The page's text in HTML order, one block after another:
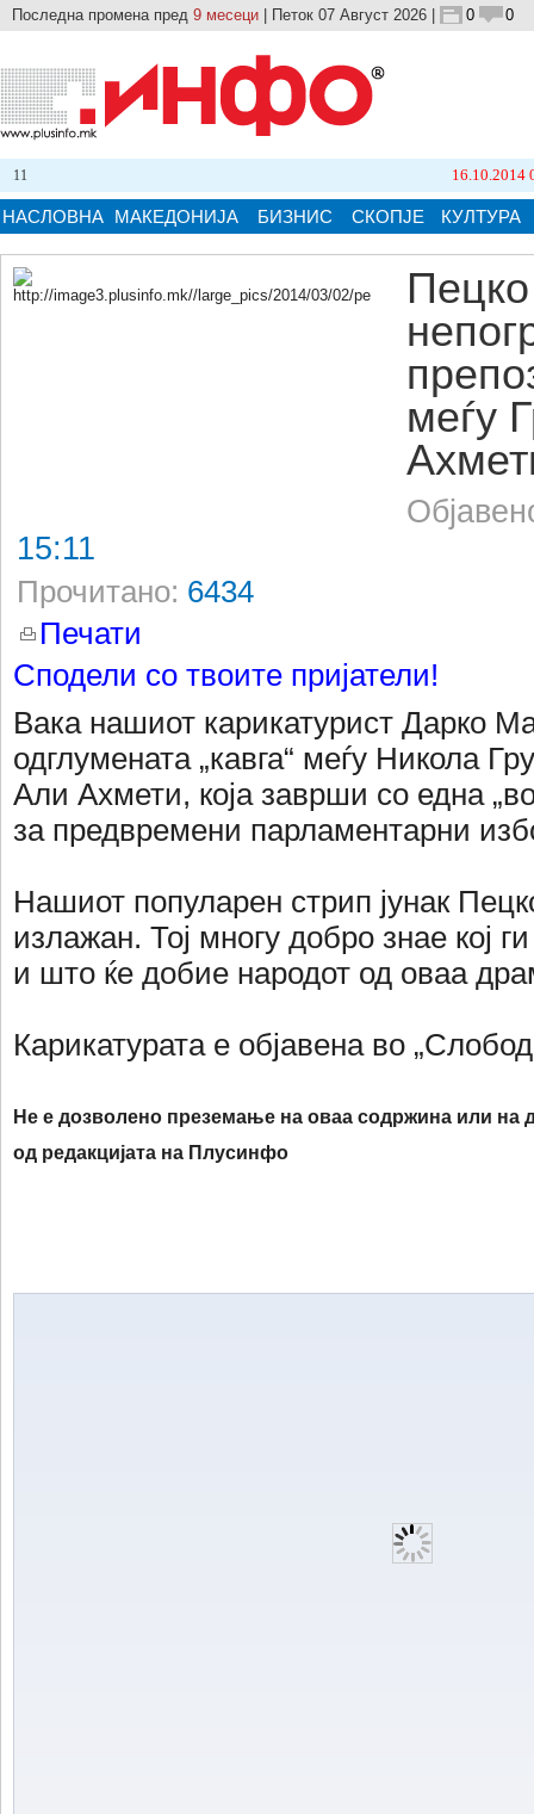
Последна промена пред 9 месеци | Петок 07 Август 2026 | 0 0
16.10.2014 09:21
НАСЛОВНА МАКЕДОНИЈА БИЗНИС СКОПЈЕ КУЛТУРА
Пецко
меѓу
15:11
Прочитано: 6434
Печати
Сподели со твоите пријатели!
Вака нашиот карикатурист Дарко
одглумената „кавга“ меѓу Никола
Али Ахмети, која заврши со една
за предвремени парламентарни
Нашиот популарен стрип јунак
излажан. Тој многу добро знае кој
и што ќе добие народот од оваа
Карикатурата е објавена во
Не е дозволено преземање на оваа содржина или на
од редакцијата на Плусинфо